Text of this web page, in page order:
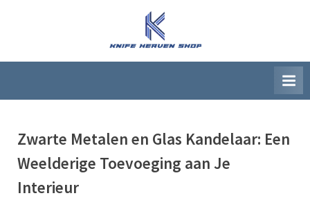
K
n
f
H
Zwarte Metalen en Glas Kandelaar: Een
Weelderige Toevoeging aan Je
Interieur